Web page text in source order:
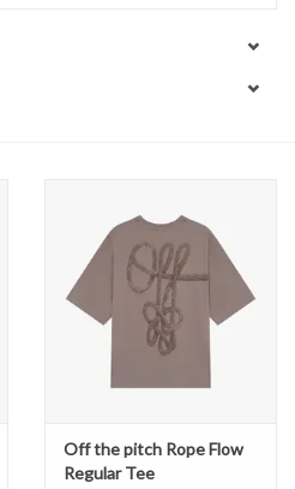
Off the pitch Rope Flow
Regular Tee